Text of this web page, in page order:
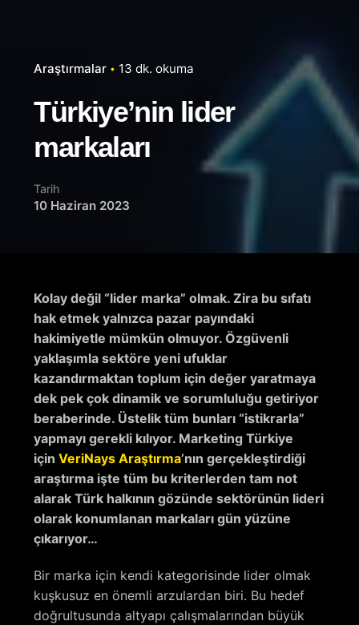
Araştırmalar 13 dk. okuma
Türkiye’nin lider
markaları
Tarih
10 Haziran 2023
Kolay değil “lider marka” olmak. Zira bu sıfatı
hak etmek yalnızca pazar payındaki
hakimiyetle mümkün olmuyor. Özgüvenli
yaklaşımla sektöre yeni ufuklar
kazandırmaktan toplum için değer yaratmaya
dek pek çok dinamik ve sorumluluğu getiriyor
beraberinde. Üstelik tüm bunları “istikrarla”
yapmayı gerekli kılıyor. Marketing Türkiye
içinVeriNays Araştırma’nın gerçekleştirdiği
araştırma işte tüm bu kriterlerden tam not
alarak Türk halkının gözünde sektörünün lideri
olarak konumlanan markaları gün yüzüne
çıkarıyor…
Bir marka için kendi kategorisinde lider olmak
kuşkusuz en önemli arzulardan biri. Bu hedef
doğrultusunda altyapı çalışmalarından büyük